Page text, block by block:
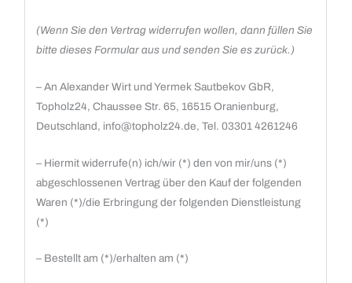
(Wenn Sie den Vertrag widerrufen wollen, dann füllen Sie
bitte dieses Formular aus und senden Sie es zurück.)
– An Alexander Wirt und Yermek Sautbekov GbR,
Topholz24, Chaussee Str. 65, 16515 Oranienburg,
Deutschland, info@topholz24.de, Tel. 03301 4261246
– Hiermit widerrufe(n) ich/wir (*) den von mir/uns (*)
abgeschlossenen Vertrag über den Kauf der folgenden
Waren (*)/die Erbringung der folgenden Dienstleistung
(*)
– Bestellt am (*)/erhalten am (*)